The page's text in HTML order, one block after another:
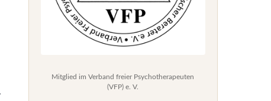
Mitglied im Verband freier Psychotherapeuten
(VFP) e. V.